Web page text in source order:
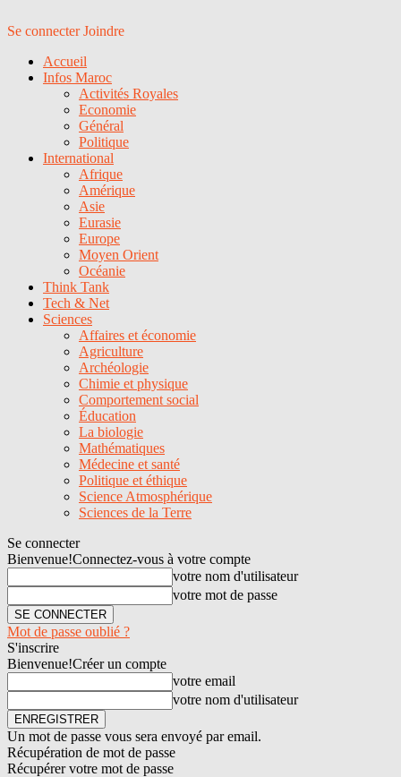
Se connecter Joindre
Accueil
Infos Maroc
Activités Royales
Economie
Général
Politique
International
Afrique
Amérique
Asie
Eurasie
Europe
Moyen Orient
Océanie
Think Tank
Tech & Net
Sciences
Affaires et économie
Agriculture
Archéologie
Chimie et physique
Comportement social
Éducation
La biologie
Mathématiques
Médecine et santé
Politique et éthique
Science Atmosphérique
Sciences de la Terre
Se connecter
Bienvenue!Connectez-vous à votre compte
votre nom d'utilisateur
votre mot de passe
Mot de passe oublié ?
S'inscrire
Bienvenue!Créer un compte
votre email
votre nom d'utilisateur
Un mot de passe vous sera envoyé par email.
Récupération de mot de passe
Récupérer votre mot de passe